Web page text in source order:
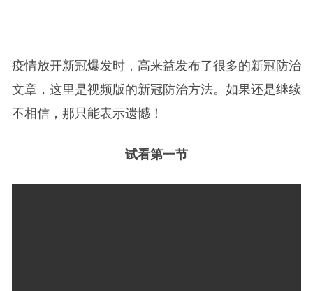
疫情放开新冠爆发时，高来益发布了很多的新冠防治
文章，这里是视频版的新冠防治方法。如果还是继续
不相信，那只能表示遗憾！
试看第一节